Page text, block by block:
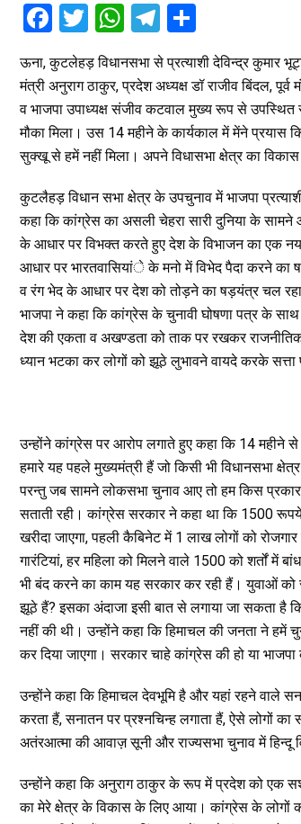
F
ce
b
o
o
k
T
wi
tt
er
W
at
s
A
p
p
T
el
e
gr
a
m
h
ar
e
ऊना, कुटलेहड़ विधानसभा से प्रत्याशी देविन्द्र
मंत्री अनुराग ठाकुर, प्रदेश अध्यक्ष डॉ राजीव बिंदल, पूर्व
व भाजपा उपाध्यक्ष संजीव कटवाल मुख्य रूप से उपस्थित
मौका मिला। उस 14 महीने के कार्यकाल में मेंने प्रयास
सुक्खू से हमें नहीं मिला। अपने विधासभा क्षेत्र का विकास
कुटलैहड़ विधान सभा क्षेत्र के उपचुनाव में भाजपा
कहा कि कांग्रेस का असली चेहरा सारी दुनिया के
के आधार पर विभक्त करते हुए देश के विभाजन का एक
आधार पर भारतवासियांे के मनो में विभेद पैदा करने का
व रंग भेद के आधार पर देश को तोड़ने का षड़यंत्र चल
भाजपा ने कहा कि कांग्रेस के चुनावी घोषणा पत्र के
देश की एकता व अखण्डता को ताक पर रखकर
ध्यान भटका कर लोगों को झूठे लुभावने वायदे करके
उन्होंने कांग्रेस पर आरोप लगाते हुए कहा कि 14 महीने
हमारे यह पहले मुख्यमंत्री हैं जो किसी भी विधानसभा
परन्तु जब सामने लोकसभा चुनाव आए तो हम किस प्रकार
सताती रही। कांग्रेस सरकार ने कहा था कि 1500
खरीदा जाएगा, पहली कैबिनेट में 1 लाख लोगों को
गारंटियां, हर महिला को मिलने वाले 1500 को शर्तों में
भी बंद करने का काम यह सरकार कर रही हैं। युवाओं को
झूठे हैं? इसका अंदाजा इसी बात से लगाया जा सकता है
नहीं की थी। उन्होंने कहा कि हिमाचल की जनता ने हमें
कर दिया जाएगा। सरकार चाहे कांग्रेस की हो या
उन्होंने कहा कि हिमाचल देवभूमि है और यहां रहने वाले
करता हैं, सनातन पर प्रश्नचिन्ह लगाता हैं, ऐसे लोगों
अतंरआत्मा की आवाज़ सूनी और राज्यसभा चुनाव में हिन्दू
उन्होंने कहा कि अनुराग ठाकुर के रूप में प्रदेश को एक
का मेरे क्षेत्र के विकास के लिए आया। कांग्रेस के लोगों